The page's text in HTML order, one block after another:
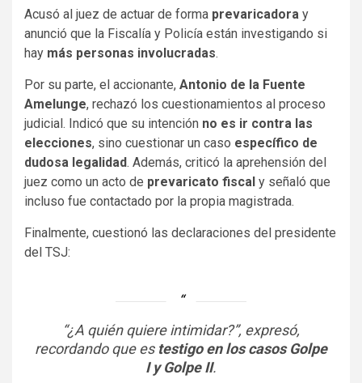
Acusó al juez de actuar de forma prevaricadora y
anunció que la Fiscalía y Policía están investigando si
hay más personas involucradas.
Por su parte, el accionante, Antonio de la Fuente
Amelunge, rechazó los cuestionamientos al proceso
judicial. Indicó que su intención no es ir contra las
elecciones, sino cuestionar un caso específico de
dudosa legalidad. Además, criticó la aprehensión del
juez como un acto de prevaricato fiscal y señaló que
incluso fue contactado por la propia magistrada.
Finalmente, cuestionó las declaraciones del presidente
del TSJ:
“¿A quién quiere intimidar?”, expresó,
recordando que es testigo en los casos Golpe
I y Golpe II.